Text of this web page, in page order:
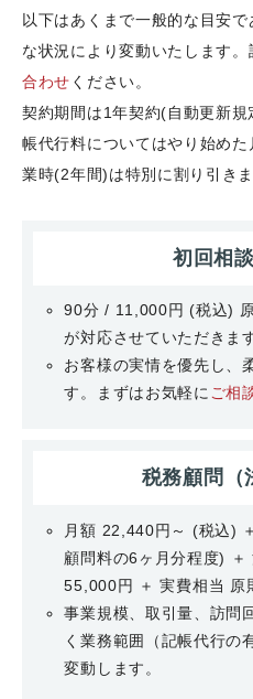
以下はあくまで一般的な目安
な状況により変動いたします。
合わせ ください。
契約期間は1年契約(自動更新
帳代行料についてはやり始めた
業時(2年間)は特別に割り引きま
初回相
90分 / 11,000円 (税込)
が対応させていただきます
お客様の実情を優先し、
す。まずはお気軽に ご相
税務顧問（
月額 22,440円～ (税込)
顧問料の6ヶ月分程度) ＋
55,000円 ＋ 実費相当 原
事業規模、取引量、訪問
く業務範囲（記帳代行の
変動します。